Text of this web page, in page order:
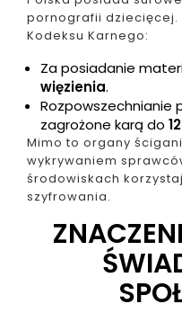
pornografii dziecięcej.
Kodeksu Karnego:
Za posiadanie
więzienia.
Rozpowszechnianie
zagrożone karą do
Mimo to organy
wykrywaniem
środowiskach
szyfrowania.